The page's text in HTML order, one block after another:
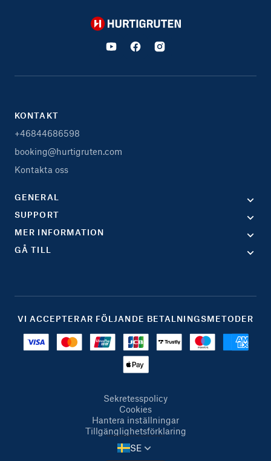
Hurtigruten
KONTAKT
+46844686598
booking@hurtigruten.com
Kontakta oss
GENERAL
SUPPORT
MER INFORMATION
GÅ TILL
VI ACCEPTERAR FÖLJANDE BETALNINGSMETODER
Sekretesspolicy
Cookies
Hantera inställningar
Tillgänglighetsförklaring
SE